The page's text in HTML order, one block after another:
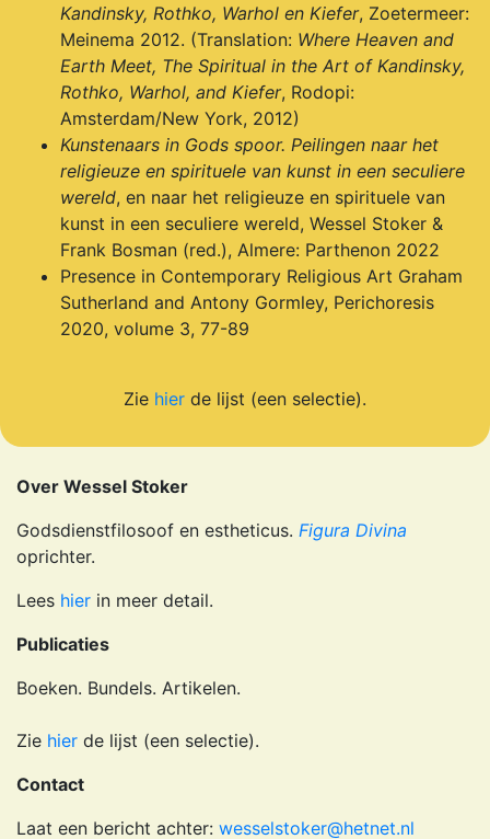
Kandinsky, Rothko, Warhol en Kiefer, Zoetermeer:
Meinema 2012. (Translation: Where Heaven and
Earth Meet, The Spiritual in the Art of Kandinsky,
Rothko, Warhol, and Kiefer, Rodopi:
Amsterdam/New York, 2012)
Kunstenaars in Gods spoor. Peilingen naar het
religieuze en spirituele van kunst in een seculiere
wereld, en naar het religieuze en spirituele van
kunst in een seculiere wereld, Wessel Stoker &
Frank Bosman (red.), Almere: Parthenon 2022
Presence in Contemporary Religious Art Graham
Sutherland and Antony Gormley, Perichoresis
2020, volume 3, 77-89
Zie hier de lijst (een selectie).
Over Wessel Stoker
Godsdienstfilosoof en estheticus. Figura Divina
oprichter.
Lees hier in meer detail.
Publicaties
Boeken. Bundels. Artikelen.
Zie hier de lijst (een selectie).
Contact
Laat een bericht achter: wesselstoker@hetnet.nl